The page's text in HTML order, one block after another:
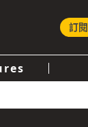
訂閱